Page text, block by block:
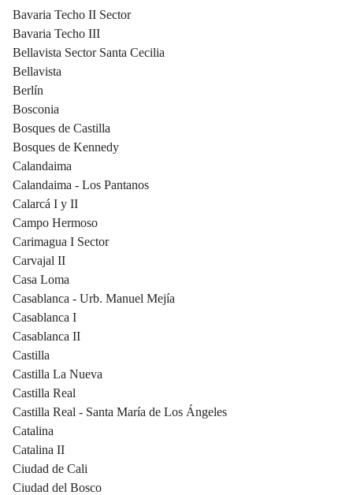
Bavaria Techo II Sector
Bavaria Techo III
Bellavista Sector Santa Cecilia
Bellavista
Berlín
Bosconia
Bosques de Castilla
Bosques de Kennedy
Calandaima
Calandaima - Los Pantanos
Calarcá I y II
Campo Hermoso
Carimagua I Sector
Carvajal II
Casa Loma
Casablanca - Urb. Manuel Mejía
Casablanca I
Casablanca II
Castilla
Castilla La Nueva
Castilla Real
Castilla Real - Santa María de Los Ángeles
Catalina
Catalina II
Ciudad de Cali
Ciudad del Bosco